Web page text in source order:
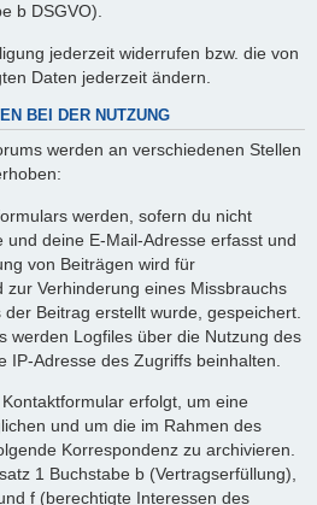
b DSGVO).
jederzeit widerrufen bzw. die von
Daten jederzeit ändern.
BEI DER NUTZUNG
werden an verschiedenen Stellen
werden, sofern du nicht
deine E-Mail-Adresse erfasst und
von Beiträgen wird für
zur Verhinderung eines Missbrauchs
Beitrag erstellt wurde, gespeichert.
werden Logfiles über die Nutzung des
IP-Adresse des Zugriffs beinhalten.
erfolgt, um eine
und um die im Rahmen des
Korrespondenz zu archivieren.
1 Buchstabe b (Vertragserfüllung),
f (berechtigte Interessen des